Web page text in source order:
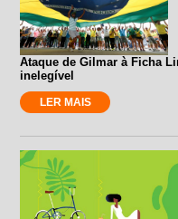
Ataque de Gilmar à Ficha
inelegível
LER MAIS